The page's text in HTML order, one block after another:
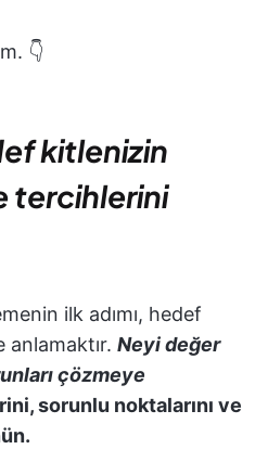
👇
kitlenizin
tercihlerini
ilk adımı, hedef
Neyi değer
çözmeye
sorunlu noktalarını ve